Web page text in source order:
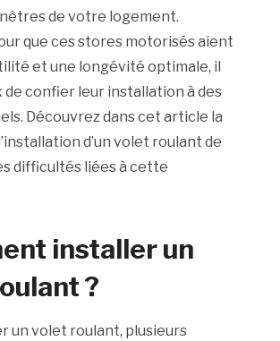
de votre logement.
que ces stores motorisés aient
et une longévité optimale, il
de confier leur installation à des
Découvrez dans cet article la
d’un volet roulant de
difficultés liées à cette
installer un
?
un volet roulant, plusieurs